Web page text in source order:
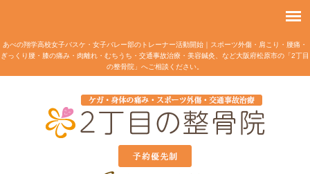
あべの翔学高校女子バスケ・女子バレー部のトレーナー活動開始｜スポーツ外傷・肩こり・腰痛・
ぎっくり腰・膝の痛み・肉離れ・むちうち・交通事故治療・美容鍼灸、など大阪府松原市の「2丁目
の整骨院」へご相談ください。